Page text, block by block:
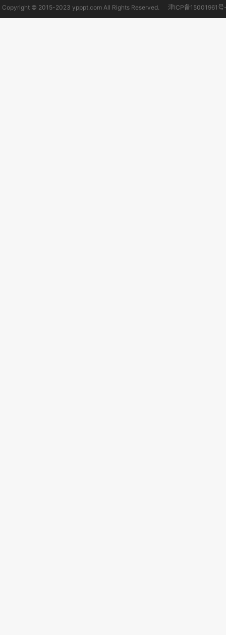
Copyright © 2015-2023 ypppt.com All Rights Reserved. 津ICP备15001961号